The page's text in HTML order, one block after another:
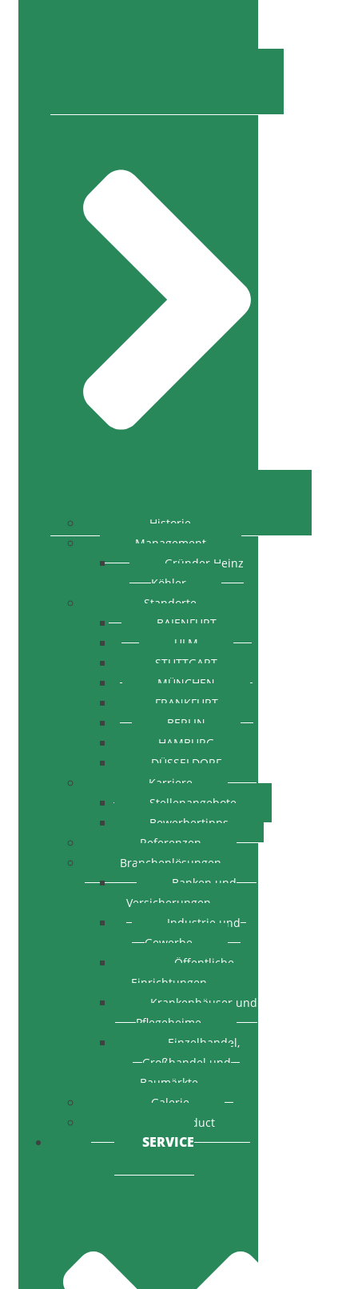
Historie
Management
Gründer Heinz
Köhler
Standorte
BAIENFURT
ULM
STUTTGART
MÜNCHEN
FRANKFURT
BERLIN
HAMBURG
DÜSSELDORF
Karriere
Stellenangebote
Bewerbertipps
Referenzen
Branchenlösungen
Banken und
Versicherungen
Industrie und
Gewerbe
Öffentliche
Einrichtungen
Krankenhäuser und
Pflegeheime
Einzelhandel,
Großhandel und
Baumärkte
Galerie
Code of Conduct
SERVICE